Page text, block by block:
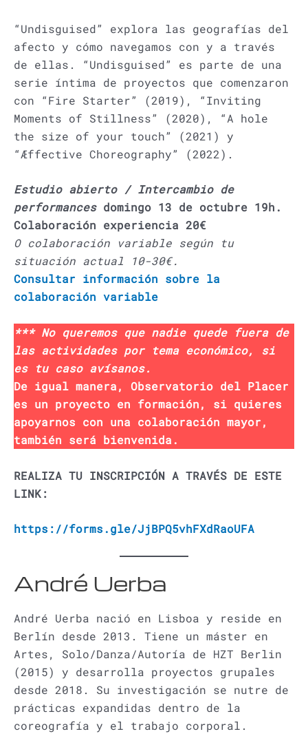
“Undisguised” explora las geografías del
afecto y cómo navegamos con y a través
de ellas. “Undisguised” es parte de una
serie íntima de proyectos que comenzaron
con “Fire Starter” (2019), “Inviting
Moments of Stillness” (2020), “A hole
the size of your touch” (2021) y
“Æffective Choreography” (2022).
Estudio abierto / Intercambio de
performancesdomingo 13 de octubre 19h.
Colaboración experiencia 20€
O colaboración variable según tu
situación actual 10-30€.
Consultar información sobre la
colaboración variable
*** No queremos que nadie quede fuera de
las actividades por tema económico, si
es tu caso avísanos.
De igual manera, Observatorio del Placer
es un proyecto en formación, si quieres
apoyarnos con una colaboración mayor,
también será bienvenida.
REALIZA TU INSCRIPCIÓN A TRAVÉS DE ESTE
LINK:
https://forms.gle/JjBPQ5vhFXdRaoUFA
André Uerba
André Uerba nació en Lisboa y reside en
Berlín desde 2013. Tiene un máster en
Artes, Solo/Danza/Autoría de HZT Berlin
(2015) y desarrolla proyectos grupales
desde 2018. Su investigación se nutre de
prácticas expandidas dentro de la
coreografía y el trabajo corporal.